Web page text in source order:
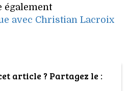
également
avec Christian Lacroix
article ? Partagez le :